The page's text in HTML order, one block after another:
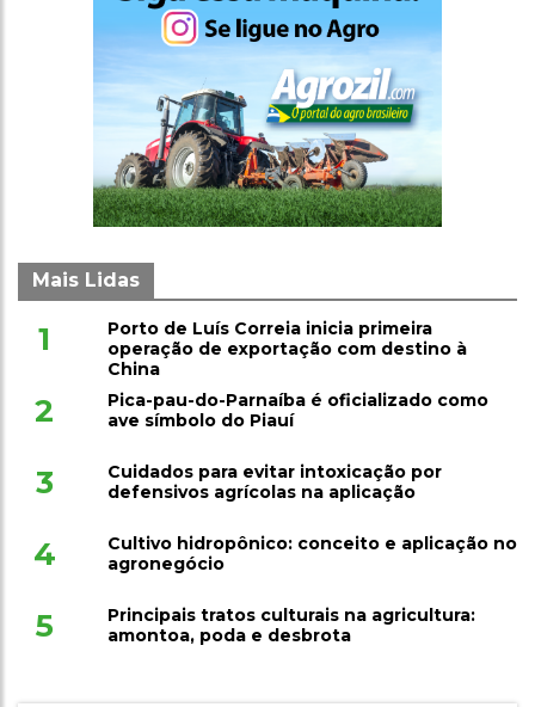
Mais Lidas
1
Porto de Luís Correia inicia primeira
operação de exportação com destino à
China
2
Pica-pau-do-Parnaíba é oficializado como
ave símbolo do Piauí
3
Cuidados para evitar intoxicação por
defensivos agrícolas na aplicação
4
Cultivo hidropônico: conceito e aplicação no
agronegócio
5
Principais tratos culturais na agricultura:
amontoa, poda e desbrota